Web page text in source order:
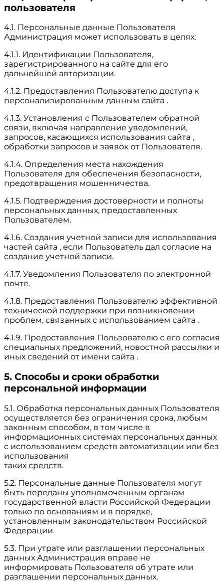
пользователя
4.1. Персональные данные Пользователя
Администрация может использовать в целях:
4.1.1. Идентификации Пользователя,
зарегистрированного на сайте для его
дальнейшей авторизации.
4.1.2. Предоставления Пользователю доступа к
персонализированным данным сайта .
4.1.3. Установления с Пользователем обратной
связи, включая направление уведомлений,
запросов, касающихся использования сайта ,
обработки запросов и заявок от Пользователя.
4.1.4. Определения места нахождения
Пользователя для обеспечения безопасности,
предотвращения мошенничества.
4.1.5. Подтверждения достоверности и полноты
персональных данных, предоставленных
Пользователем.
4.1.6. Создания учетной записи для использования
частей сайта , если Пользователь дал согласие на
создание учетной записи.
4.1.7. Уведомления Пользователя по электронной
почте.
4.1.8. Предоставления Пользователю эффективной
технической поддержки при возникновении
проблем, связанных с использованием сайта .
4.1.9. Предоставления Пользователю с его согласия
специальных предложений, новостной рассылки и
иных сведений от имени сайта .
5. Способы и сроки обработки
персональной информации
5.1. Обработка персональных данных Пользователя
осуществляется без ограничения срока, любым
законным способом, в том числе в
информационных системах персональных данных
с использованием средств автоматизации или без
использования
таких средств.
5.2. Персональные данные Пользователя могут
быть переданы уполномоченным органам
государственной власти Российской Федерации
только по основаниям и в порядке,
установленным законодательством Российской
Федерации.
5.3. При утрате или разглашении персональных
данных Администрация вправе не
информировать Пользователя об утрате или
разглашении персональных данных.